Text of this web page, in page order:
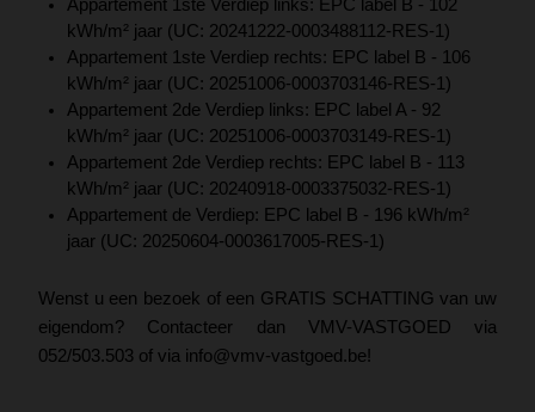
Appartement 1ste Verdiep links: EPC label B - 102
kWh/m² jaar (UC: 20241222-0003488112-RES-1)
Appartement 1ste Verdiep rechts: EPC label B - 106
kWh/m² jaar (UC: 20251006-0003703146-RES-1)
Appartement 2de Verdiep links: EPC label A - 92
kWh/m² jaar (UC: 20251006-0003703149-RES-1)
Appartement 2de Verdiep rechts: EPC label B - 113
kWh/m² jaar (UC: 20240918-0003375032-RES-1)
Appartement de Verdiep: EPC label B - 196 kWh/m²
jaar (UC: 20250604-0003617005-RES-1)
Wenst u een bezoek of een GRATIS SCHATTING van uw
eigendom? Contacteer dan VMV-VASTGOED via
052/503.503 of via info@vmv-vastgoed.be!